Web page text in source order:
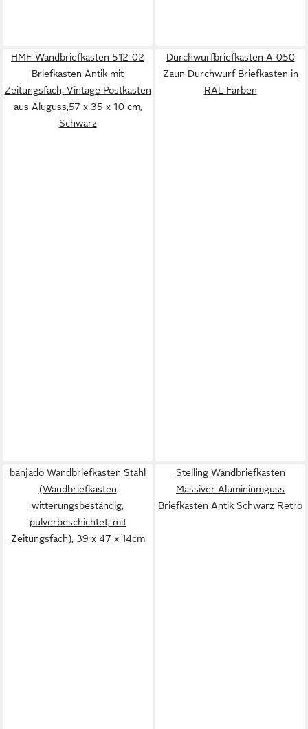
HMF Wandbriefkasten 512-02
Briefkasten Antik mit
Zeitungsfach, Vintage Postkasten
aus Aluguss,57 x 35 x 10 cm,
Schwarz
Durchwurfbriefkasten A-050
Zaun Durchwurf Briefkasten in
RAL Farben
banjado Wandbriefkasten Stahl
(Wandbriefkasten
witterungsbeständig,
pulverbeschichtet, mit
Zeitungsfach), 39 x 47 x 14cm
Stelling Wandbriefkasten
Massiver Aluminiumguss
Briefkasten Antik Schwarz Retro